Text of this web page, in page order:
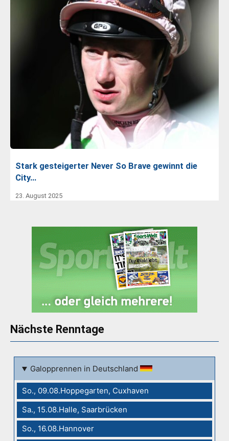
Stark gesteigerter Never So Brave gewinnt die
City…
23. August 2025
Nächste Renntage
Galopprennen in Deutschland
So., 09.08.Hoppegarten, Cuxhaven
Sa., 15.08.Halle, Saarbrücken
So., 16.08.Hannover